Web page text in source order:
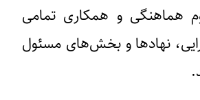
هماهنگی و همکاری تمامی
نهادها و بخش‌های مسئول